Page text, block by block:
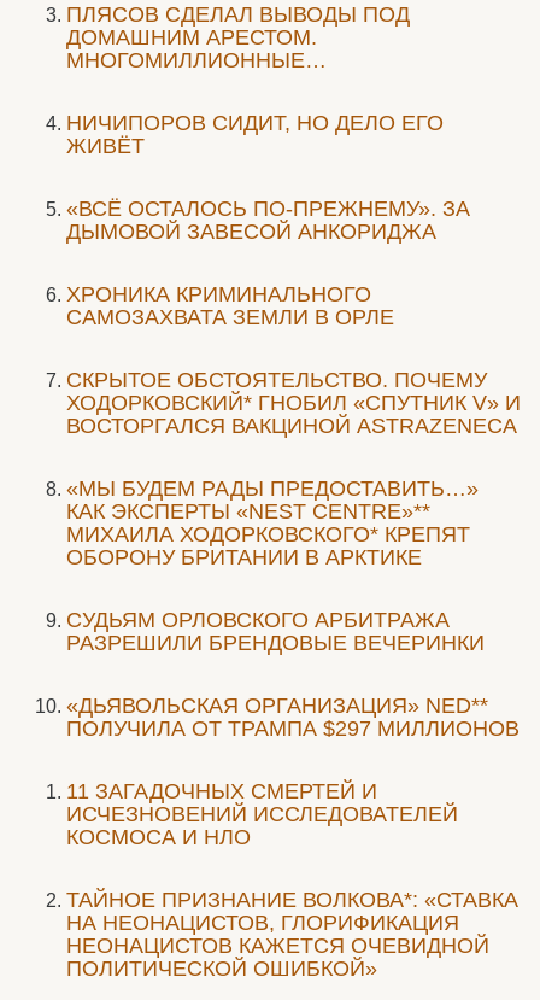
ПЛЯСОВ СДЕЛАЛ ВЫВОДЫ ПОД
ДОМАШНИМ АРЕСТОМ.
МНОГОМИЛЛИОННЫЕ…
НИЧИПОРОВ СИДИТ, НО ДЕЛО ЕГО
ЖИВЁТ
«ВСЁ ОСТАЛОСЬ ПО-ПРЕЖНЕМУ». ЗА
ДЫМОВОЙ ЗАВЕСОЙ АНКОРИДЖА
ХРОНИКА КРИМИНАЛЬНОГО
САМОЗАХВАТА ЗЕМЛИ В ОРЛЕ
СКРЫТОЕ ОБСТОЯТЕЛЬСТВО. ПОЧЕМУ
ХОДОРКОВСКИЙ* ГНОБИЛ «СПУТНИК V» И
ВОСТОРГАЛСЯ ВАКЦИНОЙ ASTRAZENECA
«МЫ БУДЕМ РАДЫ ПРЕДОСТАВИТЬ…»
КАК ЭКСПЕРТЫ «NEST CENTRE»**
МИХАИЛА ХОДОРКОВСКОГО* КРЕПЯТ
ОБОРОНУ БРИТАНИИ В АРКТИКЕ
CУДЬЯМ ОРЛОВСКОГО АРБИТРАЖА
РАЗРЕШИЛИ БРЕНДОВЫЕ ВЕЧЕРИНКИ
«ДЬЯВОЛЬСКАЯ ОРГАНИЗАЦИЯ» NED**
ПОЛУЧИЛА ОТ ТРАМПА $297 МИЛЛИОНОВ
11 ЗАГАДОЧНЫХ СМЕРТЕЙ И
ИСЧЕЗНОВЕНИЙ ИССЛЕДОВАТЕЛЕЙ
КОСМОСА И НЛО
ТАЙНОЕ ПРИЗНАНИЕ ВОЛКОВА*: «СТАВКА
НА НЕОНАЦИСТОВ, ГЛОРИФИКАЦИЯ
НЕОНАЦИСТОВ КАЖЕТСЯ ОЧЕВИДНОЙ
ПОЛИТИЧЕСКОЙ ОШИБКОЙ»